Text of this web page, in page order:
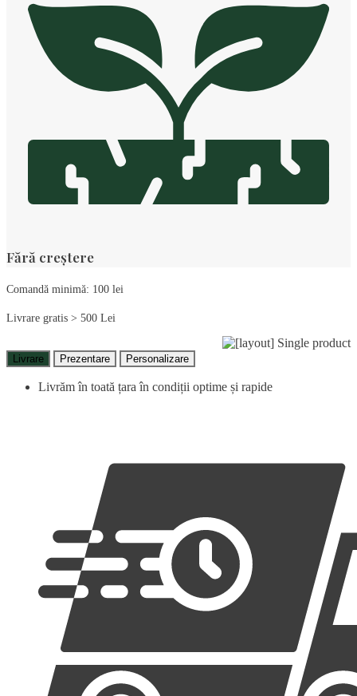
Fără creștere
Comandă minimă: 100 lei
Livrare gratis > 500 Lei
Livrare Prezentare Personalizare
Livrăm în toată țara în condiții optime și rapide